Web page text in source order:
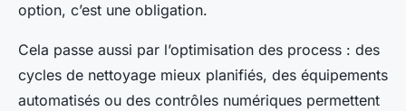
option, c’est une obligation.
Cela passe aussi par l’optimisation des process : des
cycles de nettoyage mieux planifiés, des équipements
automatisés ou des contrôles numériques permettent